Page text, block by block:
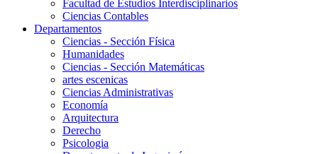
Facultad de Estudios Interdisciplinarios
Ciencias Contables
Departamentos
Ciencias - Sección Física
Humanidades
Ciencias - Sección Matemáticas
artes escenicas
Ciencias Administrativas
Economía
Arquitectura
Derecho
Psicologia